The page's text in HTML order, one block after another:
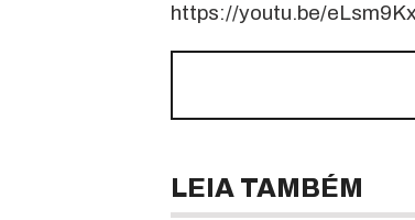
https://youtu.be/
LEIA TAMBÉM